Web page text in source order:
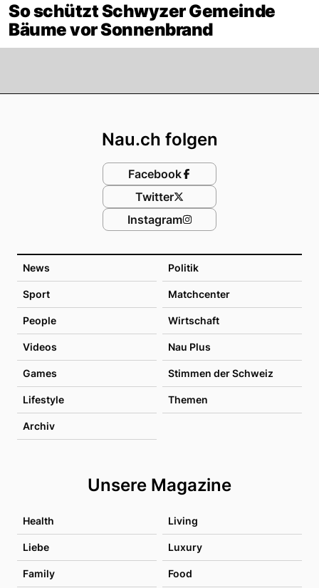
So schützt Schwyzer Gemeinde
Bäume vor Sonnenbrand
News Politik
Sport Matchcenter
People Wirtschaft
Videos Nau Plus
Games Stimmen der Schweiz
Lifestyle Themen
Archiv
Unsere Magazine
Health Living
Liebe Luxury
Family Food
Nau.ch folgen
Facebook
Twitter
Instagram